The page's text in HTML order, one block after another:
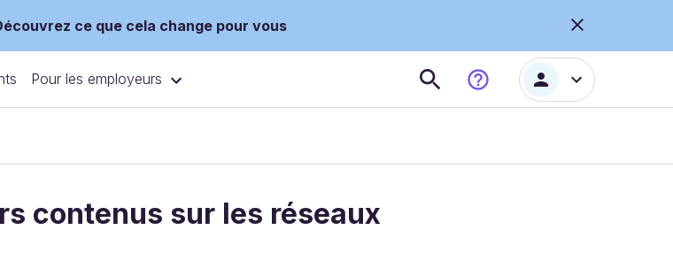
ce que cela change pour vous
Pour les employeurs
contenus sur les réseaux